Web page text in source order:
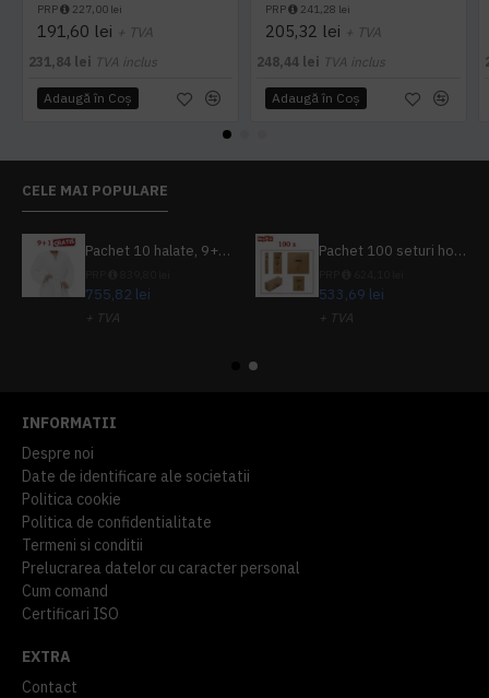
PRP 227,00 lei
191,60 lei + TVA
231,84 lei TVA inclus
Adaugă în Coş
PRP 241,28 lei
205,32 lei + TVA
248,44 lei TVA inclus
Adaugă în Coş
CELE MAI POPULARE
Pachet 10 halate, 9+1 gratuit
755,82 lei
+ TVA
Pachet 100 seturi hoteliere, set dentar, set barbierit, casca de dus, pila unghii, set cusut
533,69 lei
+ TVA
INFORMATII
Despre noi
Date de identificare ale societatii
Politica cookie
Politica de confidentialitate
Termeni si conditii
Prelucrarea datelor cu caracter personal
Cum comand
Certificari ISO
EXTRA
Contact